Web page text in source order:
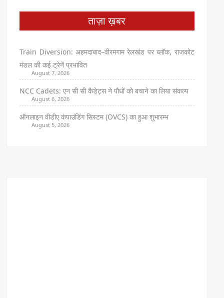
ताज़ा ख़बर
Train Diversion: अहमदाबाद–वीरमगाम रेलखंड पर ब्लॉक, राजकोट
मंडल की कई ट्रेनें प्रभावित
August 7, 2026
NCC Cadets: एन सी सी कैडेट्स ने पौधों को बचाने का लिया संकल्प
August 6, 2026
ऑनलाइन वीडीए कंपाउंडिंग सिस्टम (OVCS) का हुआ शुभारम्भ
August 5, 2026